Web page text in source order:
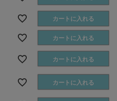
カートに入れる
カートに入れる
カートに入れる
カートに入れる